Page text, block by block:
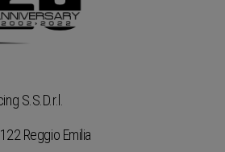
S.S.D.r.l.
Reggio Emilia